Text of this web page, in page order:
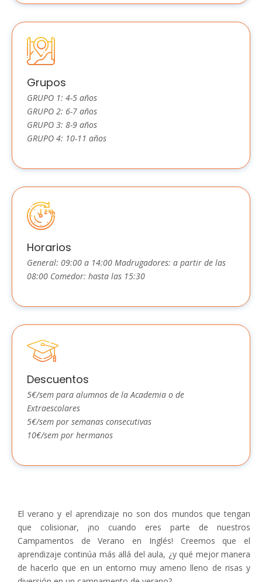
Grupos
GRUPO 1: 4-5 años
GRUPO 2: 6-7 años
GRUPO 3: 8-9 años
GRUPO 4: 10-11 años
Horarios
General: 09:00 a 14:00 Madrugadores: a partir de las
08:00 Comedor: hasta las 15:30
Descuentos
5€/sem para alumnos de la Academia o de
Extraescolares
5€/sem por semanas consecutivas
10€/sem por hermanos
El verano y el aprendizaje no son dos mundos que tengan
que colisionar, ¡no cuando eres parte de nuestros
Campamentos de Verano en Inglés! Creemos que el
aprendizaje continúa más allá del aula, ¿y qué mejor manera
de hacerlo que en un entorno muy ameno lleno de risas y